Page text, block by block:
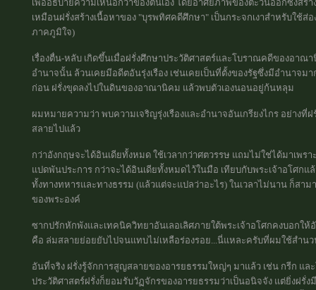
เพื่ออธิบายความเหนือกว่าของตนเอง โดยอาศัยภาพของตะวันออกซึ่งสร้
เหมือนฝรั่งสร้างเนื้อหาของ "บุรพทิศคดีศึกษา" เป็นกระจกเงาสำหรับใช้ส่
ภาคภูมิใจ)
เรื่องตื่น-หลับ เกิดขึ้นเมื่อฝรั่งศึกษาประวัติศาสตร์และโบราณคดีของอาณ
อำนาจนั้น ล้วนเคยมีอดีตอันรุ่งเรือง เช่นเคยเป็นที่ตั้งของรัฐซึ่งมีอำนาจ
ก่อน ฝรั่งขุดลงไปในดินของอาณานิคม แล้วพบตัวเองนอนอยู่ก้นหลุม
ผมหมายความว่า พบความเจริญรุ่งเรืองและอำนาจอันเกรียงไกร อย่างที่
สลายไปแล้ว
กว่าอังกฤษจะได้อินเดียทั้งหมด ใช้เวลากว่าศตวรรษ แถมไม่ใช่ได้มาเพ
แปดพันประการ กว่าจะได้อินเดียทั้งหมดไว้ในมือ เทียบกับพระเจ้าอโศก
ทั้งทางทหารและทางธรรม (แล้วแต่จะแปลว่าอะไร) ในเวลาไม่นาน ก็สา
ของพระองค์
ซากปรักหักพังและเทคนิควิทยาอันเลอเลิศภายใต้พระเจ้าอโศกคงบอกใ
คือ ล่มสลายย่อยยับไปจนแทบไม่เหลือร่องรอย...นี่แหละครับที่ผมใช้สำน
อันที่จริง ฝรั่งรู้จักการสูญสลายของอารยธรรมใหญ่ๆ มาแล้ว เช่น กรีก แ
ประวัติศาสตร์ฝรั่งก็ยอมรับวัฏจักรของอารยธรรมว่าเป็นอนิจจัง แต่ยิ่งฝ